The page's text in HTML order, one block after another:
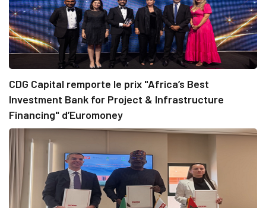
CDG Capital remporte le prix "Africa’s Best
Investment Bank for Project & Infrastructure
Financing" d’Euromoney